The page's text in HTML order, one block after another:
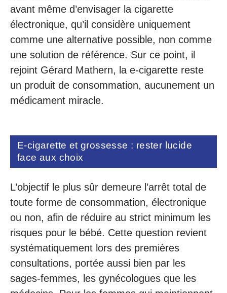
avant même d’envisager la cigarette
électronique, qu’il considère uniquement
comme une alternative possible, non comme
une solution de référence. Sur ce point, il
rejoint Gérard Mathern, la e-cigarette reste
un produit de consommation, aucunement un
médicament miracle.
E-cigarette et grossesse : rester lucide
face aux choix
L’objectif le plus sûr demeure l’arrêt total de
toute forme de consommation, électronique
ou non, afin de réduire au strict minimum les
risques pour le bébé. Cette question revient
systématiquement lors des premières
consultations, portée aussi bien par les
sages-femmes, les gynécologues que les